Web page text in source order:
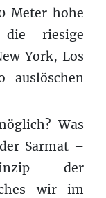
Meter hohe
die riesige
York, Los
auslöschen
Was
Sarmat –
der
wir im